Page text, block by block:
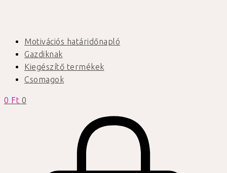
Motivációs határidőnapló
Gazdiknak
Kiegészítő termékek
Csomagok
0 Ft 0